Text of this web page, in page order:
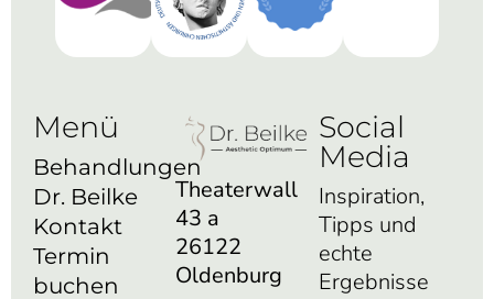
Menü
Behandlungen
Dr. Beilke
Kontakt
Termin
buchen
Theaterwall
43 a
26122
Oldenburg
Social
Media
Inspiration,
Tipps und
echte
Ergebnisse